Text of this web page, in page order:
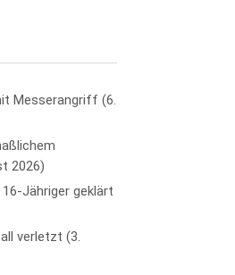
Messerangriff 6.
2026
Jähriger geklärt
verletzt 3.